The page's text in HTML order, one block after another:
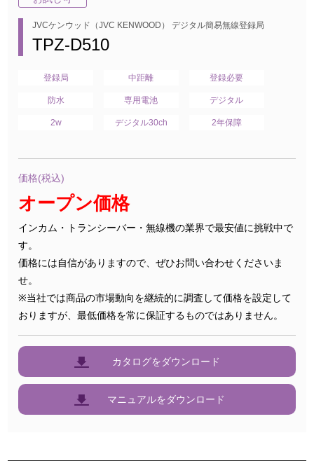
JVCケンウッド（JVC KENWOOD） デジタル簡易無線登録局
TPZ-D510
登録局 中距離 登録必要
防水 専用電池 デジタル
2w デジタル30ch 2年保障
価格(税込)
オープン価格
インカム・トランシーバー・無線機の業界で最安値に挑戦中で
す。
価格には自信がありますので、ぜひお問い合わせくださいま
せ。
※当社では商品の市場動向を継続的に調査して価格を設定して
おりますが、最低価格を常に保証するものではありません。
カタログをダウンロード
マニュアルをダウンロード